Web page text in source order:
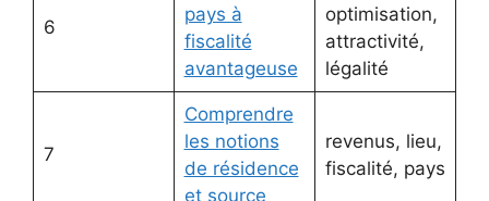
6
pays à
fiscalité
avantageuse
optimisation,
attractivité,
légalité
7
Comprendre
les notions
de résidence
et source
revenus, lieu,
fiscalité, pays